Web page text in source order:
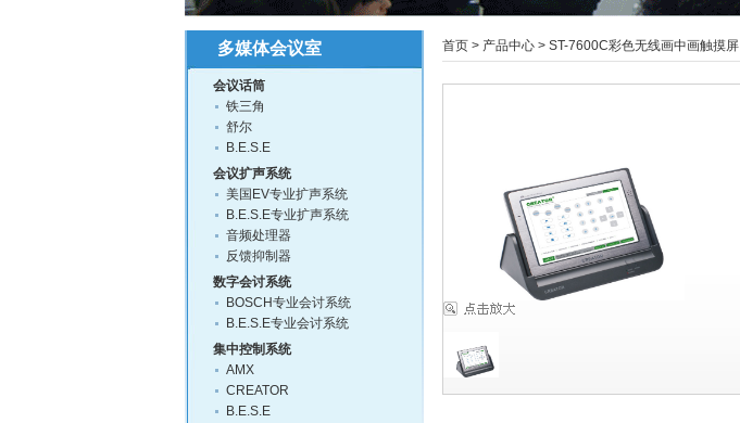
多媒体会议室
会议话筒
铁三角
舒尔
B.E.S.E
会议扩声系统
美国EV专业扩声系统
B.E.S.E专业扩声系统
音频处理器
反馈抑制器
数字会讨系统
BOSCH专业会讨系统
B.E.S.E专业会讨系统
集中控制系统
AMX
CREATOR
B.E.S.E
首页 > 产品中心 > ST-7600C彩色无线画中画触摸屏